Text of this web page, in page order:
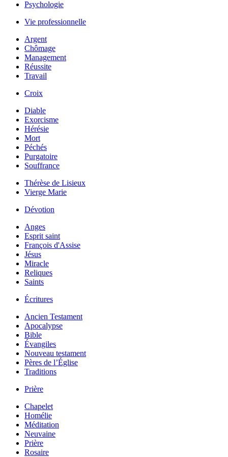
Psychologie
Vie professionnelle
Argent
Chômage
Management
Réussite
Travail
Croix
Diable
Exorcisme
Hérésie
Mort
Péchés
Purgatoire
Souffrance
Thérèse de Lisieux
Vierge Marie
Dévotion
Anges
Esprit saint
François d'Assise
Jésus
Miracle
Reliques
Saints
Écritures
Ancien Testament
Apocalypse
Bible
Évangiles
Nouveau testament
Pères de l’Église
Traditions
Prière
Chapelet
Homélie
Méditation
Neuvaine
Prière
Rosaire